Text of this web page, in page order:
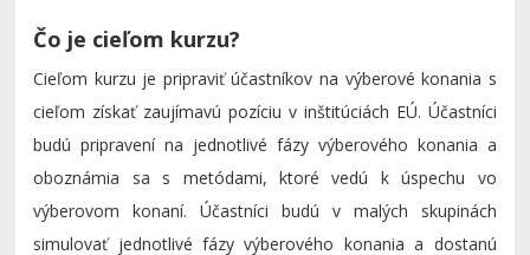
Čo je cieľom kurzu?
Cieľom kurzu je pripraviť účastníkov na výberové konania s
cieľom získať zaujímavú pozíciu v inštitúciách EÚ. Účastníci
budú pripravení na jednotlivé fázy výberového konania a
oboznámia sa s metódami, ktoré vedú k úspechu vo
výberovom konaní. Účastníci budú v malých skupinách
simulovať jednotlivé fázy výberového konania a dostanú